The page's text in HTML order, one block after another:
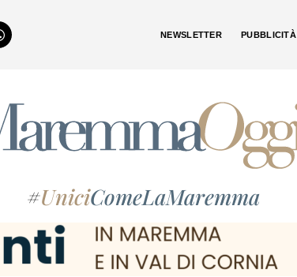
NEWSLETTER PUBBLICITÀ
#UniciComeLaMaremma